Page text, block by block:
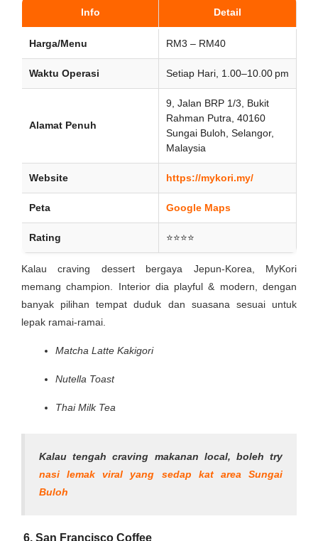
Info Detail
Harga/Menu RM3 – RM40
Waktu Operasi Setiap Hari, 1.00–10.00 pm
Alamat Penuh
9, Jalan BRP 1/3, Bukit
Rahman Putra, 40160
Sungai Buloh, Selangor,
Malaysia
Website https://mykori.my/
Peta Google Maps
Rating ⭐⭐⭐⭐
Kalau craving dessert bergaya Jepun-Korea, MyKori
memang champion. Interior dia playful & modern, dengan
banyak pilihan tempat duduk dan suasana sesuai untuk
lepak ramai-ramai.
Matcha Latte Kakigori
Nutella Toast
Thai Milk Tea
Kalau tengah craving makanan local, boleh try
nasi lemak viral yang sedap kat area Sungai
Buloh
6. San Francisco Coffee